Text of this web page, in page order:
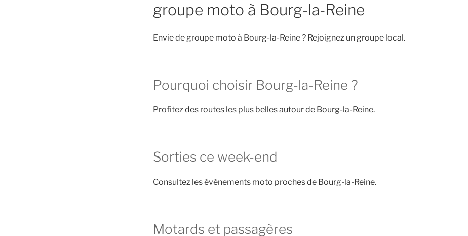
groupe moto à Bourg-la-Reine
Envie de groupe moto à Bourg-la-Reine ? Rejoignez un groupe local.
Pourquoi choisir Bourg-la-Reine ?
Profitez des routes les plus belles autour de Bourg-la-Reine.
Sorties ce week-end
Consultez les événements moto proches de Bourg-la-Reine.
Motards et passagères